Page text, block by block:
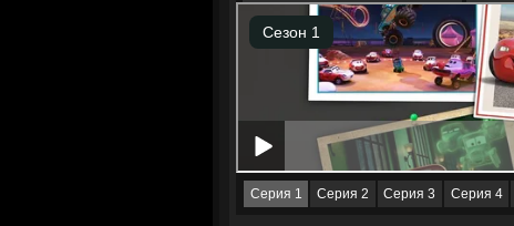
Серия 1 Серия 2 Серия 3 Серия 4